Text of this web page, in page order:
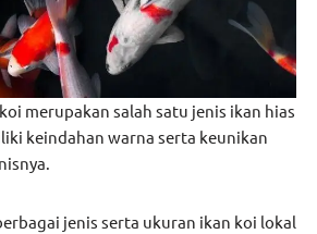
merupakan salah satu jenis ikan hias
keindahan warna serta keunikan
jenis serta ukuran ikan koi lokal